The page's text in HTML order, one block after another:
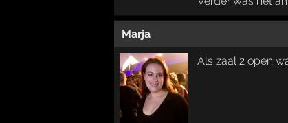
Marja
Als zaal 2 open